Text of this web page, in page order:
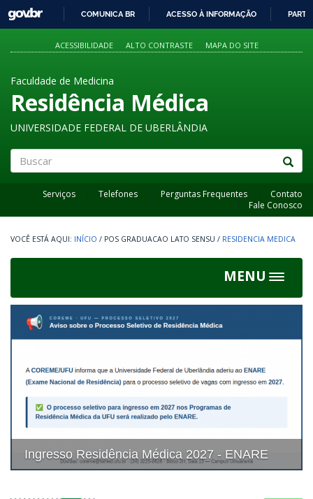
PARA
O
GOVBR
COMUNICA BR ACESSO À INFORMAÇÃO
ACESSIBILIDADE ALTO CONTRASTE MAPA DO SITE
Faculdade de Medicina
Residência Médica
UNIVERSIDADE FEDERAL DE UBERLÂNDIA
Serviços Telefones Perguntas Frequentes
Contato
Fale Conosco
INÍCIO / POS GRADUACAO LATO SENSU / RESIDENCIA MEDICA
MENU
Toggle
Ingresso Residência Médica 2027 - ENARE